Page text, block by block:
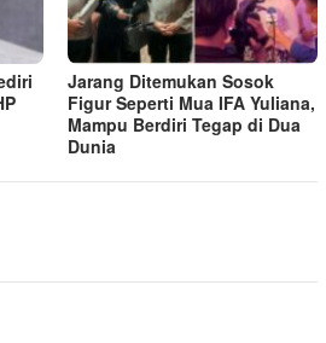
Jarang Ditemukan Sosok
Figur Seperti Mua IFA Yuliana,
Mampu Berdiri Tegap di Dua
Dunia